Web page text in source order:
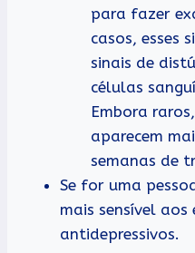
para fazer
casos, esses
sinais de
células
Embora
aparecem
semanas de
Se for uma
mais sensível
antidepressivos.